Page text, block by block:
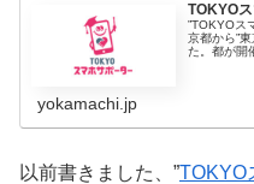
TOKYO
”TOKYOス
京都から”
た。都が開
yokamachi.jp
以前書きました、”TOKYO